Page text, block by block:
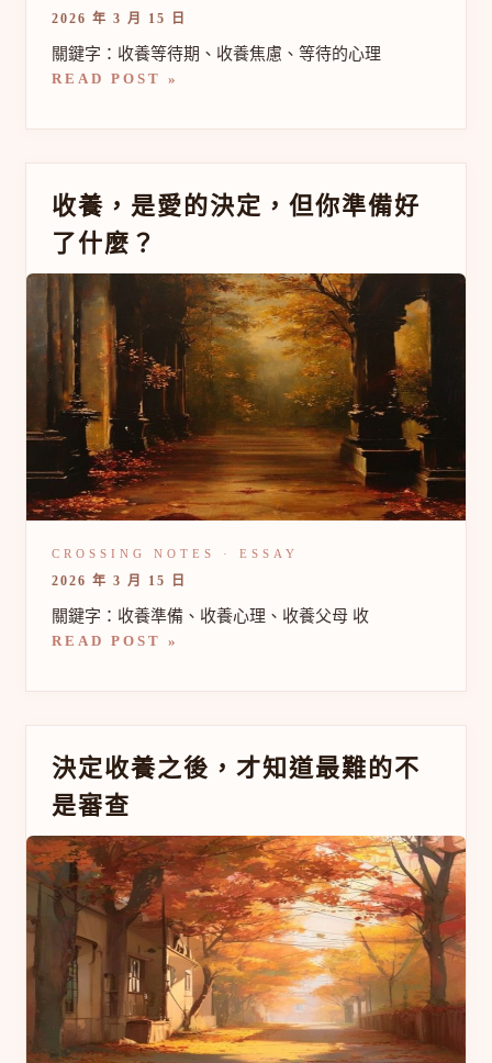
2026 年 3 月 15 日
關鍵字：收養等待期、收養焦慮、等待的心理
學
READ POST »
收養，是愛的決定，但你準備好
了什麼？
2026 年 3 月 15 日
關鍵字：收養準備、收養心理、收養父母 收
收
養，
是
愛
的
決
定，
但
你
備
好
什
麼？
READ POST »
決定收養之後，才知道最難的不
是審查
決
定
收
養
之
後，
才
難
的
不
是
審